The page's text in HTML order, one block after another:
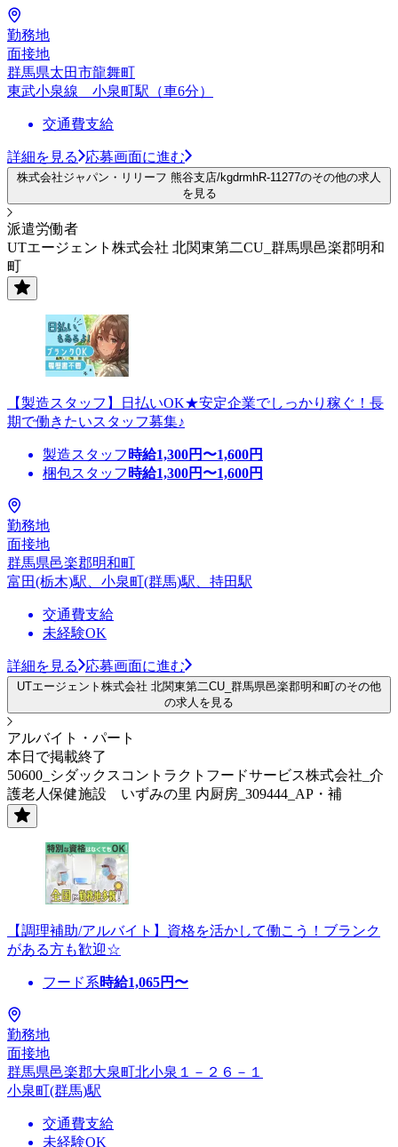
勤務地
面接地
群馬県太田市龍舞町
東武小泉線 小泉町駅（車6分）
交通費支給
詳細を見る 応募画面に進む
株式会社ジャパン・リリーフ 熊谷支店/kgdrmhR-11277のその他の求人
を見る
派遣労働者
UTエージェント株式会社 北関東第二CU_群馬県邑楽郡明和
町
【製造スタッフ】日払いOK★安定企業でしっかり稼ぐ！長
期で働きたいスタッフ募集♪
製造スタッフ 時給1,300円〜1,600円
梱包スタッフ 時給1,300円〜1,600円
勤務地
面接地
群馬県邑楽郡明和町
富田(栃木)駅、小泉町(群馬)駅、持田駅
交通費支給
未経験OK
詳細を見る 応募画面に進む
UTエージェント株式会社 北関東第二CU_群馬県邑楽郡明和町のその他
の求人を見る
アルバイト・パート
本日で掲載終了
50600_シダックスコントラクトフードサービス株式会社_介
護老人保健施設 いずみの里 内厨房_309444_AP・補
【調理補助/アルバイト】資格を活かして働こう！ブランク
がある方も歓迎☆
フード系時給1,065円〜
勤務地
面接地
群馬県邑楽郡大泉町北小泉１－２６－１
小泉町(群馬)駅
交通費支給
未経験OK